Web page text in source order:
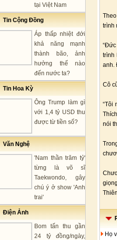
tại Việt Nam
Tin Cộng Đồng
Áp thấp nhiệt đới
khả năng mạnh
thành bão, ảnh
hưởng thế nào
đến nước ta?
Tin Hoa Kỳ
Ông Trump làm gì
với 1,4 tỷ USD thu
được từ tiền số?
Văn Nghệ
'Nam thần trăm tỷ'
từng là võ sĩ
Taekwondo, gây
chú ý ở show 'Anh
trai'
Điện Ảnh
Bom tấn thu gần
24 tỷ đồng/ngày,
trình
trình
anh.
Cô
“Tôi
nói
Họ